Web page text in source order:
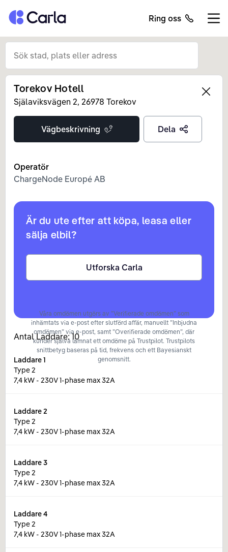
Tillbaka till startsidan Ring oss
Left
Torekov Hotell
Själaviksvägen 2, 26978 Torekov
Vägbeskrivning Dela
Operatör
ChargeNode Europé AB
Är du ute efter att köpa, leasa eller
sälja elbil?
Utforska Carla
Våra omdömen utgörs av ”Verifierade omdömen” som
inhämtats via e-post efter slutförd affär, manuellt ”Inbjudna
omdömen” via e-post, samt ”Overifierade omdömen”, där
kunder själva lämnat ett omdöme på Trustpilot. Trustpilots
snittbetyg baseras på tid, frekvens och ett Bayesianskt
genomsnitt.
Antal Laddare:10
Laddare1
Type 2
7,4 kW - 230V 1-phase max 32A
Laddare2
Type 2
7,4 kW - 230V 1-phase max 32A
Laddare3
Type 2
7,4 kW - 230V 1-phase max 32A
Laddare4
Type 2
7,4 kW - 230V 1-phase max 32A